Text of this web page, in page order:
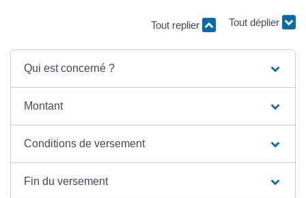
Tout replier Tout déplier
Qui est concerné ?
Montant
Conditions de versement
Fin du versement